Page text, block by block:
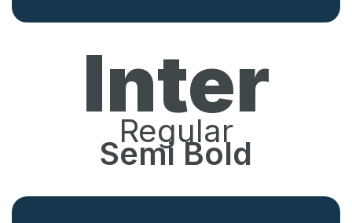
Inter
Regular
Semi Bold